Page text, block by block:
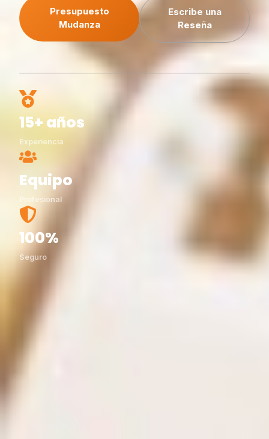
Presupuesto
Mudanza
Escribe una
Reseña
15+ años
Experiencia
Equipo
Profesional
100%
Seguro